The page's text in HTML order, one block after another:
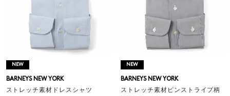
NEW
BARNEYS NEW YORK
ストレッチ素材ドレスシャツ
NEW
BARNEYS NEW YORK
ストレッチ素材ピンストライプ柄